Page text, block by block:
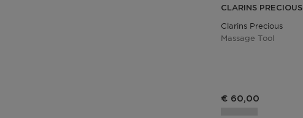
CLARINS PRECIOUS
Clarins Precious
Massage Tool
€ 60,00